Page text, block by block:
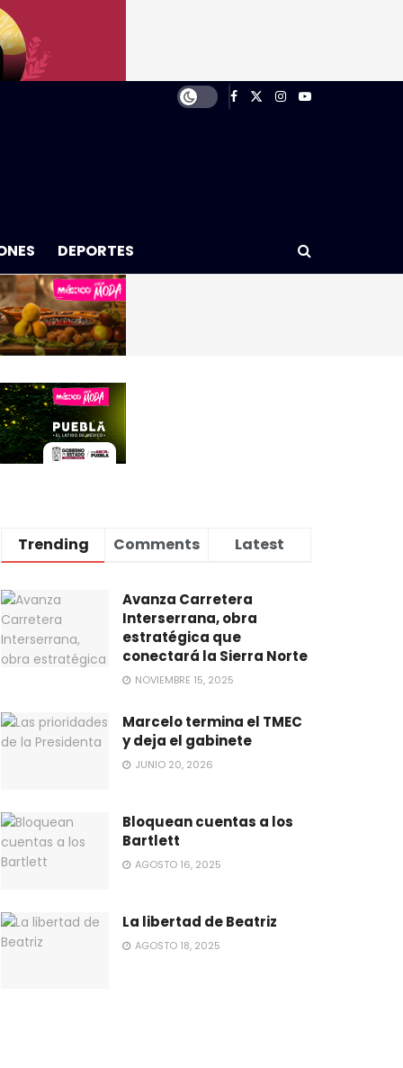
DEPORTES
Trending Comments Latest
Avanza Carretera
Interserrana, obra
estratégica que
conectará la Sierra Norte
NOVIEMBRE 15, 2025
Marcelo termina el TMEC
y deja el gabinete
JUNIO 20, 2026
Bloquean cuentas a los
Bartlett
AGOSTO 16, 2025
La libertad de Beatriz
AGOSTO 18, 2025